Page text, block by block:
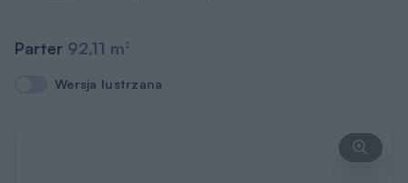
Parter 92,11 m2
Wersja lustrzana
Wersja lustrzana